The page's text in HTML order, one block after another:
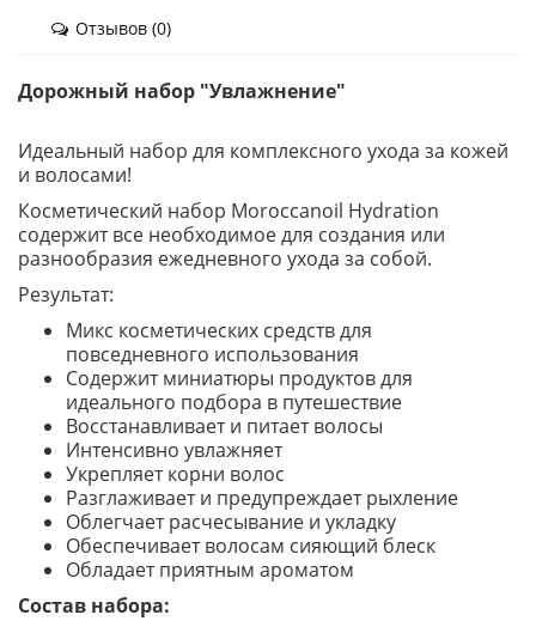
Отзывов (0)
Дорожный набор "Увлажнение"
Идеальный набор для комплексного ухода за кожей
и волосами!
Косметический набор Moroccanoil Hydration
содержит все необходимое для создания или
разнообразия ежедневного ухода за собой.
Результат:
Микс косметических средств для
повседневного использования
Содержит миниатюры продуктов для
идеального подбора в путешествие
Восстанавливает и питает волосы
Интенсивно увлажняет
Укрепляет корни волос
Разглаживает и предупреждает рыхление
Облегчает расчесывание и укладку
Обеспечивает волосам сияющий блеск
Обладает приятным ароматом
Состав набора: